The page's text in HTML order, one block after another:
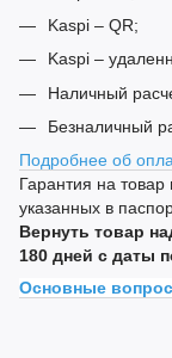
Kaspi – QR;
Kaspi –
Наличный
Безналичный
Подробнее об
Гарантия на товар
указанных в
Вернуть товар
180 дней с даты
Основные